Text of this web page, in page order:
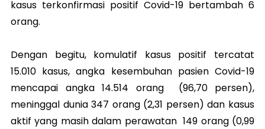
kasus terkonfirmasi positif Covid-19 bertambah 6
orang.
Dengan begitu, komulatif kasus positif tercatat
15.010 kasus, angka kesembuhan pasien Covid-19
mencapai angka 14.514 orang (96,70 persen),
meninggal dunia 347 orang (2,31 persen) dan kasus
aktif yang masih dalam perawatan 149 orang (0,99